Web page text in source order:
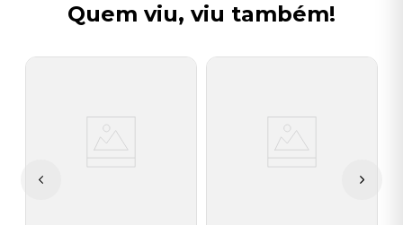
Quem viu, viu também!